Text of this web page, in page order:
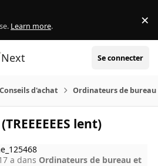
Learn more. ×
Next Se connecter
d'achat Ordinateurs de bureau
lent)
a dans Ordinateurs de bureau et